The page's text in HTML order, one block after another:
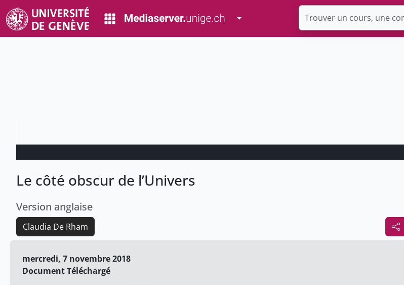
Toggle Dropdown
Le côté obscur de l’Univers
Version anglaise
Claudia De Rham
mercredi, 7 novembre 2018
Document Téléchargé